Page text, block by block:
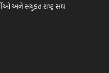
અને સંયુકત રાષ્ટ્ર સંઘ